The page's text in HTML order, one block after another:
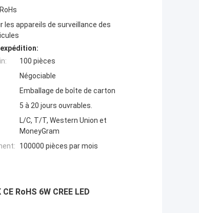
les appareils de surveillance des
100 pièces
Négociable
Emballage de boîte de carton
5 à 20 jours ouvrables.
L/C, T/T, Western Union et
MoneyGram
100000 pièces par mois
RoHS 6W CREE LED